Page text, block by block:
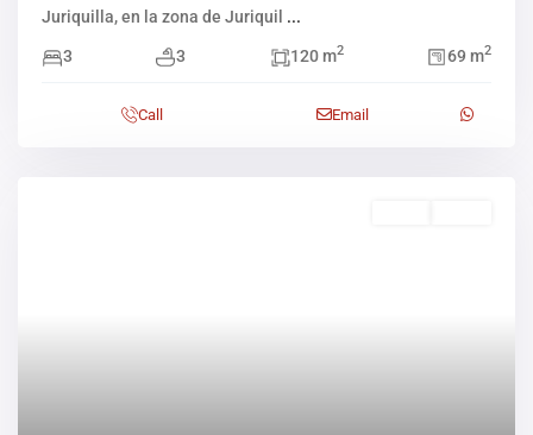
Juriquilla, en la zona de Juriquil ...
3 3 120 m2 69 m2
Call Email